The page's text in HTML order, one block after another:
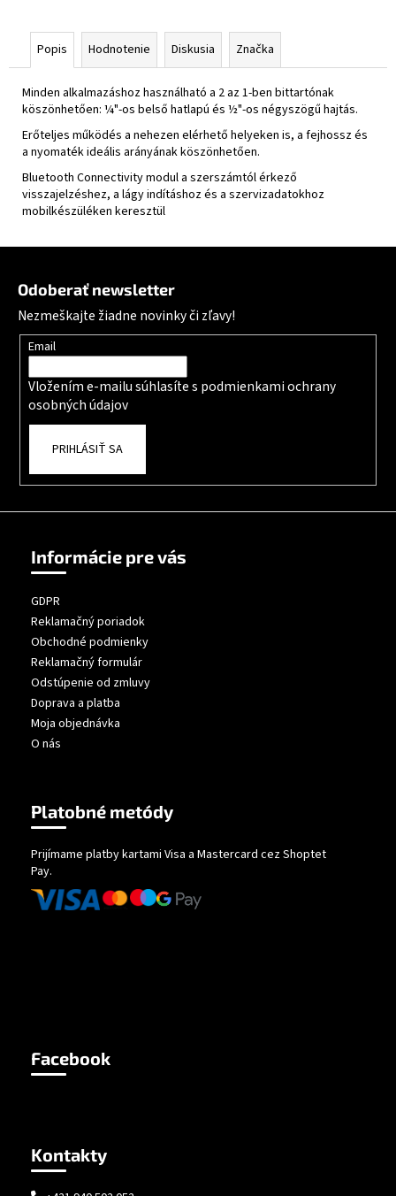
Popis Hodnotenie Diskusia Značka
Minden alkalmazáshoz használható a 2 az 1-ben bittartónak
köszönhetően: ¼"-os belső hatlapú és ½"-os négyszögű hajtás.
Erőteljes működés a nehezen elérhető helyeken is, a fejhossz és
a nyomaték ideális arányának köszönhetően.
Bluetooth Connectivity modul a szerszámtól érkező
visszajelzéshez, a lágy indításhoz és a szervizadatokhoz
mobilkészüléken keresztül
Odoberať newsletter
Nezmeškajte žiadne novinky či zľavy!
Email
Vložením e-mailu súhlasíte s podmienkami ochrany
osobných údajov
PRIHLÁSIŤ SA
Informácie pre vás
GDPR
Reklamačný poriadok
Obchodné podmienky
Reklamačný formulár
Odstúpenie od zmluvy
Doprava a platba
Moja objednávka
O nás
Platobné metódy
Prijímame platby kartami Visa a Mastercard cez Shoptet
Pay.
Facebook
Kontakty